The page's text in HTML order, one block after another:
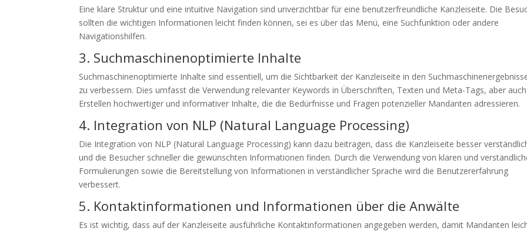
Eine klare Struktur und eine intuitive Navigation sind unverzichtbar für eine benutzerfreundliche Kanzleiseite. Die
sollten die wichtigen Informationen leicht finden können, sei es über das Menü, eine Suchfunktion oder andere
Navigationshilfen.
3. Suchmaschinenoptimierte Inhalte
Suchmaschinenoptimierte Inhalte sind essentiell, um die Sichtbarkeit der Kanzleiseite in den
zu verbessern. Dies umfasst die Verwendung relevanter Keywords in Überschriften, Texten und Meta-Tags, aber
Erstellen hochwertiger und informativer Inhalte, die die Bedürfnisse und Fragen potenzieller Mandanten adressieren.
4. Integration von NLP (Natural Language Processing)
Die Integration von NLP (Natural Language Processing) kann dazu beitragen, dass die Kanzleiseite besser
und die Besucher schneller die gewünschten Informationen finden. Durch die Verwendung von klaren und
Formulierungen sowie die Bereitstellung von Informationen in verständlicher Sprache wird die Benutzererfahrung
verbessert.
5. Kontaktinformationen und Informationen über die Anwälte
Es ist wichtig, dass auf der Kanzleiseite ausführliche Kontaktinformationen angegeben werden, damit Mandanten